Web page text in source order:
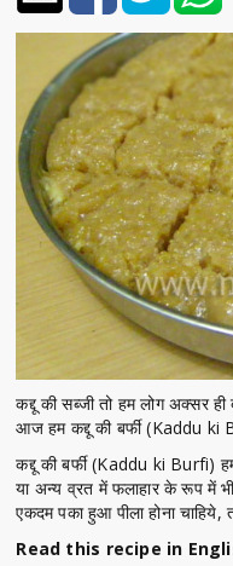
कद्दू की सब्जी तो हम लोग अक्सर
आज हम कद्दू की बर्फी (Kaddu ki
कद्दू की बर्फी (Kaddu ki Burfi)
या अन्य व्रत में फलाहार के रूप में
एकदम पका हुआ पीला होना चाहिये,
Read this recipe in